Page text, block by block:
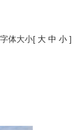
字体大小[ 大 中 小 ]